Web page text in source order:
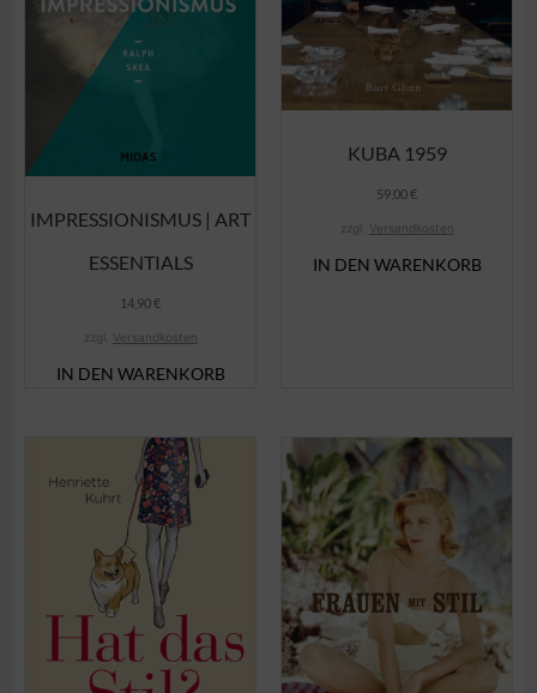
IMPRESSIONISMUS | ART
ESSENTIALS
14,90€
zzgl. Versandkosten
IN DEN WARENKORB
KUBA 1959
59,00€
zzgl. Versandkosten
IN DEN WARENKORB